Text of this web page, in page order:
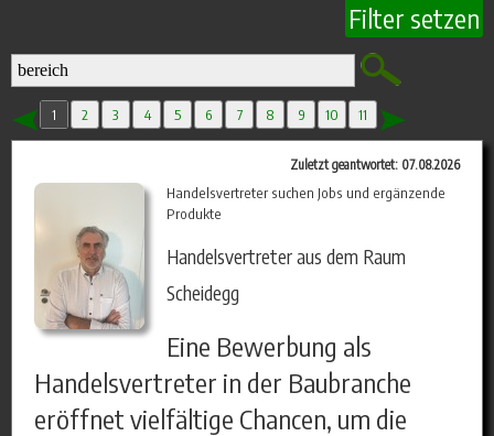
Filter setzen
1 2 3 4 5 6 7 8 9 10 11
Zuletzt geantwortet: 07.08.2026
Handelsvertreter suchen Jobs und ergänzende
Produkte
Handelsvertreter aus dem Raum
Scheidegg
Eine Bewerbung als
Handelsvertreter in der Baubranche
eröffnet vielfältige Chancen, um die